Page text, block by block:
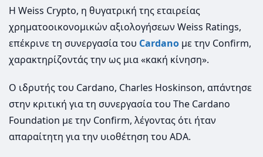
Η Weiss Crypto, η θυγατρική της εταιρείας
χρηματοοικονομικών αξιολογήσεων Weiss Ratings,
επέκρινε τη συνεργασία του Cardano με την Confirm,
χαρακτηρίζοντάς την ως μια «κακή κίνηση».
Ο ιδρυτής του Cardano, Charles Hoskinson, απάντησε
στην κριτική για τη συνεργασία του The Cardano
Foundation με την Confirm, λέγοντας ότι ήταν
απαραίτητη για την υιοθέτηση του ADA.